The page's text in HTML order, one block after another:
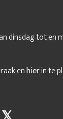
dinsdag tot en
enhierin te